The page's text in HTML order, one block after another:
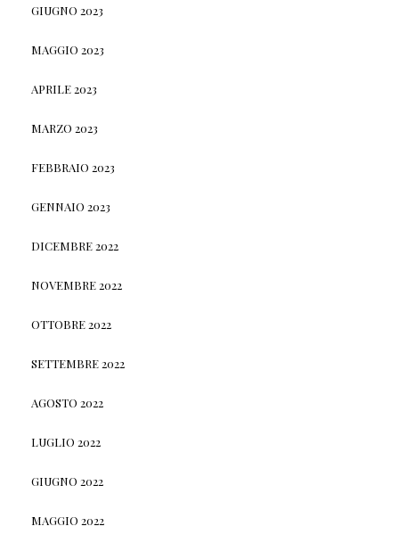
GIUGNO 2023
MAGGIO 2023
APRILE 2023
MARZO 2023
FEBBRAIO 2023
GENNAIO 2023
DICEMBRE 2022
NOVEMBRE 2022
OTTOBRE 2022
SETTEMBRE 2022
AGOSTO 2022
LUGLIO 2022
GIUGNO 2022
MAGGIO 2022